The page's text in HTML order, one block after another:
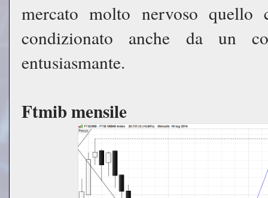
mercato molto nervoso quello
condizionato anche da un
entusiasmante.
Ftmib mensile